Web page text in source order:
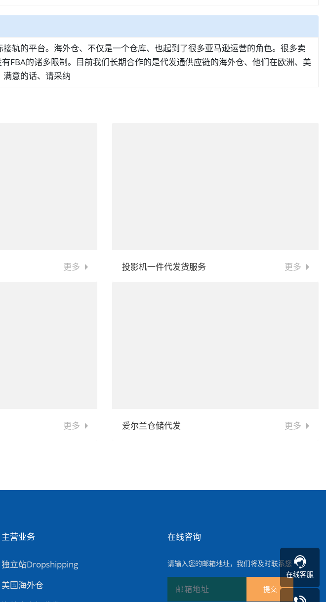
轨的平台。海外仓、不仅是一个仓库、也起到了很多亚马逊运营的角色。很多卖
FBA的诸多限制。目前我们长期合作的是代发通供应链的海外仓、他们在欧洲、美
意的话、请采纳
更多 投影机一件代发货服务 更多
更多 爱尔兰仓储代发 更多
主营业务
独立站Dropshipping
美国海外仓
在线咨询
请输入您的邮箱地址，我们将及时联系您
提交
在线客服